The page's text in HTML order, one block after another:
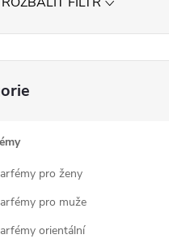
pro ženy
pro muže
orientální